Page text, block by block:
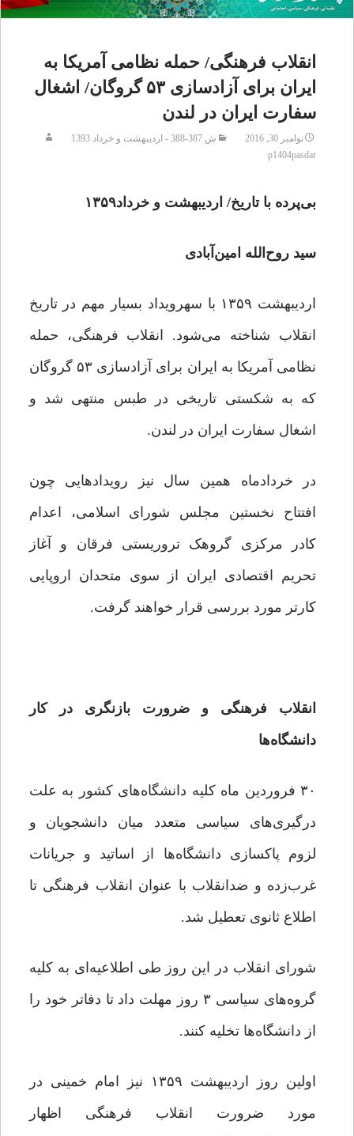
انقلاب فرهنگی/ حمله نظامی آمریکا به
ایران برای آزاد‌سازی ۵۳ گروگان/ اشغال
سفارت ایران در لندن
نوامبر 30, 2016
ش 387-388 - اردیبهشت و خرداد 1393
p1404pasdar
بی‌پرده با تاریخ/ اردیبهشت و خرداد۱۳۵۹
سید روح‌الله امین‌آبادی
اردیبهشت ۱۳۵۹ با سهرویداد بسیار مهم در تاریخ
انقلاب شناخته می‌شود. انقلاب فرهنگی، حمله
نظامی آمریکا به ایران برای آزادسازی ۵۳ گروگان
که به شکستی تاریخی در طبس منتهی شد و
اشغال سفارت ایران در لندن.
در خردادماه همین سال نیز رویدادهایی چون
افتتاح نخستین مجلس شورای اسلامی، اعدام
کادر مرکزی گروهک تروریستی فرقان و آغاز
تحریم اقتصادی ایران از سوی متحدان اروپایی
کارتر مورد بررسی قرار خواهند گرفت.
انقلاب فرهنگی و ضرورت بازنگری در کار
دانشگاه‌ها
۳۰ فروردین ماه کلیه دانشگاه‌های کشور به علت
درگیری‌های سیاسی متعدد میان دانشجویان و
لزوم پاکسازی دانشگاه‌ها از اساتید و جریانات
غرب‌زده و ضدانقلاب با عنوان انقلاب فرهنگی تا
اطلاع ثانوی تعطیل شد.
شورای انقلاب در این روز طی اطلاعیه‌ای به کلیه
گروه‌های سیاسی ۳ روز مهلت داد تا دفاتر خود را
از دانشگاه‌ها تخلیه کنند.
اولین روز اردیبهشت ۱۳۵۹ نیز امام خمینی در
مورد ضرورت انقلاب فرهنگی اظهار